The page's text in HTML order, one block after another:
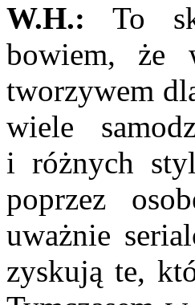
W.H.: To
bowiem, że
tworzy­wem
wiele
i różnych
poprzez
uważnie
zyskują te,